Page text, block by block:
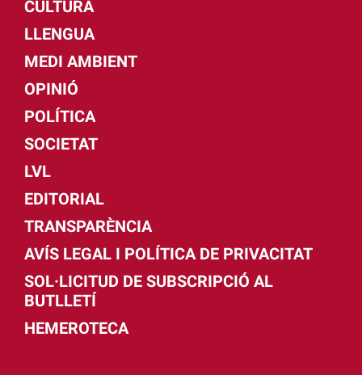
CULTURA
LLENGUA
MEDI AMBIENT
OPINIÓ
POLÍTICA
SOCIETAT
LVL
EDITORIAL
TRANSPARÈNCIA
AVÍS LEGAL I POLÍTICA DE PRIVACITAT
SOL·LICITUD DE SUBSCRIPCIÓ AL
BUTLLETÍ
HEMEROTECA